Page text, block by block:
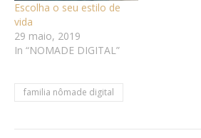
Escolha o seu estilo de
vida
29 maio, 2019
In “NOMADE DIGITAL”
familia nômade digital